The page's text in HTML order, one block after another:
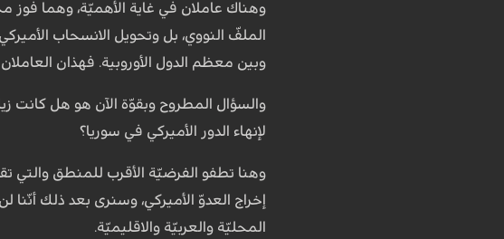
وهناك عاملان في غاية الأهميّة، وهما فوز
الملفّ النووي، بل وتحويل الانسحاب
وبين معظم الدول الأوروبية. فهذان
والسؤال المطروح وبقوّة الآن هو هل كانت
لإنهاء الدور الأميركي في سوريا؟
وهنا تطفو الفرضيّة الأقرب للمنطق والتي
إخراج العدوّ الأميركي، وسنرى بعد ذلك
المحليّة والعربيّة والاقليميّة.